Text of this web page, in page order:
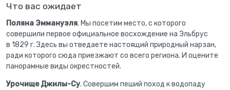
Что вас ожидает
Поляна Эммануэля. Мы посетим место, с которого
совершили первое официальное восхождение на Эльбрус
в 1829 г. Здесь вы отведаете настоящий природный нарзан,
ради которого сюда приезжают со всего региона. И оцените
панорамные виды окрестностей.
Урочище Джилы-Су. Совершим пеший поход к водопаду